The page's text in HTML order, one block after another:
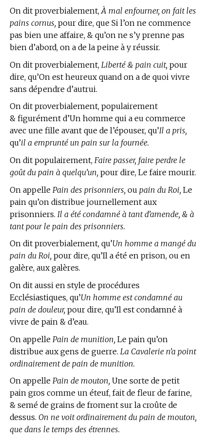
On dit proverbialement,À mal enfourner, on fait les
pains cornus, pour dire, que Si l’on ne commence
pas bien une affaire, & qu’on ne s’y prenne pas
bien d’abord, on a de la peine à y réussir.
On dit proverbialement, Liberté & pain cuit, pour
dire, qu’On est heureux quand on a de quoi vivre
sans dépendre d’autrui.
On dit proverbialement, populairement
& figurément d’Un homme qui a eu commerce
avec une fille avant que de l’épouser, qu’Il a pris,
qu’il a emprunté un pain sur la fournée.
On dit populairement, Faire passer, faire perdre le
goût du pain à quelqu’un, pour dire, Le faire mourir.
On appelle Pain des prisonniers, ou pain du Roi, Le
pain qu’on distribue journellement aux
prisonniers. Il a été condamné à tant d’amende, & à
tant pour le pain des prisonniers.
On dit proverbialement, qu’Un homme a mangé du
pain du Roi, pour dire, qu’Il a été en prison, ou en
galère, aux galères.
On dit aussi en style de procédures
Ecclésiastiques, qu’Un homme est condamné au
pain de douleur, pour dire, qu’Il est condamné à
vivre de pain & d’eau.
On appelle Pain de munition, Le pain qu’on
distribue aux gens de guerre. La Cavalerie n’a point
ordinairement de pain de munition.
On appelle Pain de mouton, Une sorte de petit
pain gros comme un éteuf, fait de fleur de farine,
& semé de grains de froment sur la croûte de
dessus. On ne voit ordinairement du pain de mouton,
que dans le temps des étrennes.